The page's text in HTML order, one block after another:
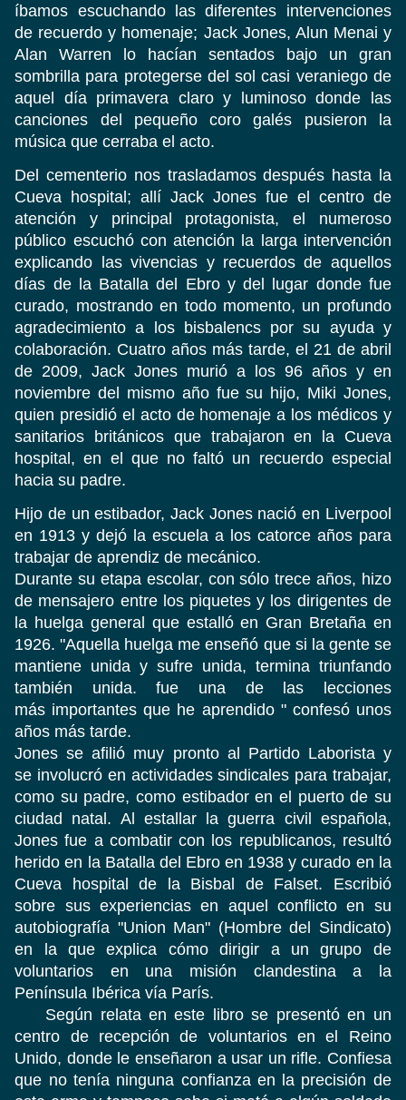
íbamos escuchando las diferentes intervenciones
de recuerdo y homenaje; Jack Jones, Alun Menai y
Alan Warren lo hacían sentados bajo un gran
sombrilla para protegerse del sol casi veraniego de
aquel día primavera claro y luminoso donde las
canciones del pequeño coro galés pusieron la
música que cerraba el acto.
Del cementerio nos trasladamos después hasta la
Cueva hospital; allí Jack Jones fue el centro de
atención y principal protagonista, el numeroso
público escuchó con atención la larga intervención
explicando las vivencias y recuerdos de aquellos
días de la Batalla del Ebro y del lugar donde fue
curado, mostrando en todo momento, un profundo
agradecimiento a los bisbalencs por su ayuda y
colaboración. Cuatro años más tarde, el 21 de abril
de 2009, Jack Jones murió a los 96 años y en
noviembre del mismo año fue su hijo, Miki Jones,
quien presidió el acto de homenaje a los médicos y
sanitarios británicos que trabajaron en la Cueva
hospital, en el que no faltó un recuerdo especial
hacia su padre.
Hijo de un estibador, Jack Jones nació en Liverpool
en 1913 y dejó la escuela a los catorce años para
trabajar de aprendiz de mecánico.
Durante su etapa escolar, con sólo trece años, hizo
de mensajero entre los piquetes y los dirigentes de
la huelga general que estalló en Gran Bretaña en
1926. "Aquella huelga me enseñó que si la gente se
mantiene unida y sufre unida, termina triunfando
también unida. fue una de las lecciones
más importantes que he aprendido " confesó unos
años más tarde.
Jones se afilió muy pronto al Partido Laborista y
se involucró en actividades sindicales para trabajar,
como su padre, como estibador en el puerto de su
ciudad natal. Al estallar la guerra civil española,
Jones fue a combatir con los republicanos, resultó
herido en la Batalla del Ebro en 1938 y curado en la
Cueva hospital de la Bisbal de Falset. Escribió
sobre sus experiencias en aquel conflicto en su
autobiografía "Union Man" (Hombre del Sindicato)
en la que explica cómo dirigir a un grupo de
voluntarios en una misión clandestina a la
Península Ibérica vía París.
Según relata en este libro se presentó en un
centro de recepción de voluntarios en el Reino
Unido, donde le enseñaron a usar un rifle. Confiesa
que no tenía ninguna confianza en la precisión de